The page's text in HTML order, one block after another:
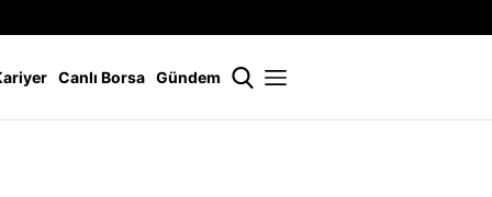
Canlı Borsa Gündem